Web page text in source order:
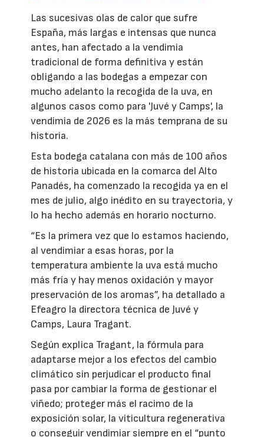
Las sucesivas olas de calor que sufre
España, más largas e intensas que nunca
antes, han afectado a la vendimia
tradicional de forma definitiva y están
obligando a las bodegas a empezar con
mucho adelanto la recogida de la uva, en
algunos casos como para 'Juvé y Camps', la
vendimia de 2026 es la más temprana de su
historia.
Esta bodega catalana con más de 100 años
de historia ubicada en la comarca del Alto
Panadés, ha comenzado la recogida ya en el
mes de julio, algo inédito en su trayectoria, y
lo ha hecho además en horario nocturno.
“Es la primera vez que lo estamos haciendo,
al vendimiar a esas horas, por la
temperatura ambiente la uva está mucho
más fría y hay menos oxidación y mayor
preservación de los aromas”, ha detallado a
Efeagro la directora técnica de Juvé y
Camps, Laura Tragant.
Según explica Tragant, la fórmula para
adaptarse mejor a los efectos del cambio
climático sin perjudicar el producto final
pasa por cambiar la forma de gestionar el
viñedo; proteger más el racimo de la
exposición solar, la viticultura regenerativa
o conseguir vendimiar siempre en el “punto